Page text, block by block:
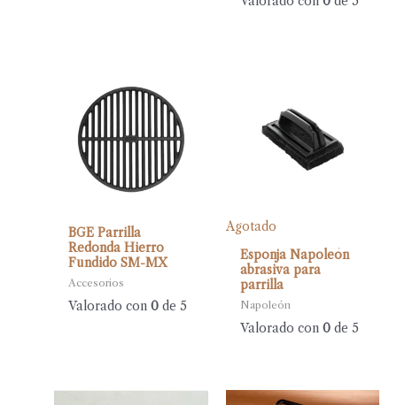
BGE Parrilla
Redonda Hierro
Fundido SM-MX
Accesorios
Valorado con0 de 5
Agotado
Esponja Napoleón
abrasiva para
parrilla
Napoleón
Valorado con 0de 5